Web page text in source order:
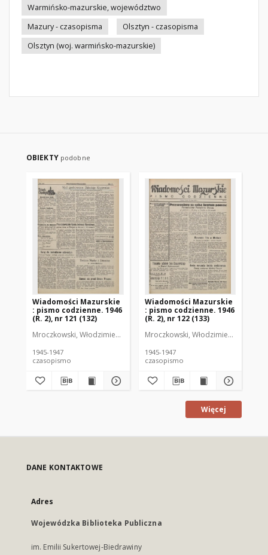
Warmińsko-mazurskie, województwo
Mazury - czasopisma
Olsztyn - czasopisma
Olsztyn (woj. warmińsko-mazurskie)
OBIEKTY podobne
Wiadomości Mazurskie
: pismo codzienne. 1946
(R. 2), nr 121 (132)
Mroczkowski, Włodzimierz (1902-1971). Redaktor
1945-1947
czasopismo
Wiadomości Mazurskie
: pismo codzienne. 1946
(R. 2), nr 122 (133)
Mroczkowski, Włodzimierz (1902-
1945-1947
czasopismo
Więcej
DANE KONTAKTOWE
Adres
Wojewódzka Biblioteka Publiczna
im. Emilii Sukertowej-Biedrawiny